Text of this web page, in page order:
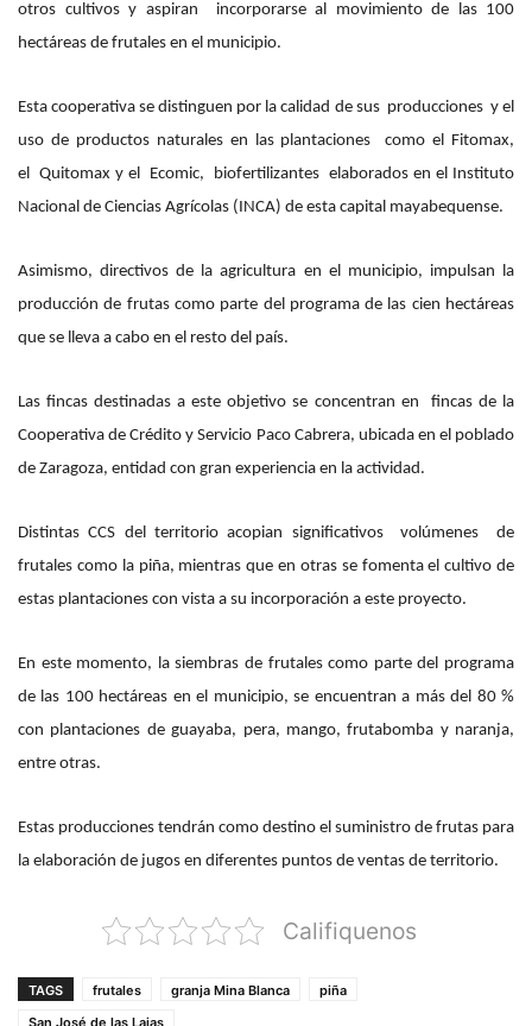
otros cultivos y aspiran incorporarse al movimiento de las 100
hectáreas de frutales en el municipio.
Esta cooperativa se distinguen por la calidad de sus producciones y el
uso de productos naturales en las plantaciones como el Fitomax,
el Quitomax y el Ecomic, biofertilizantes elaborados en el Instituto
Nacional de Ciencias Agrícolas (INCA) de esta capital mayabequense.
Asimismo, directivos de la agricultura en el municipio, impulsan la
producción de frutas como parte del programa de las cien hectáreas
que se lleva a cabo en el resto del país.
Las fincas destinadas a este objetivo se concentran en fincas de la
Cooperativa de Crédito y Servicio Paco Cabrera, ubicada en el poblado
de Zaragoza, entidad con gran experiencia en la actividad.
Distintas CCS del territorio acopian significativos volúmenes de
frutales como la piña, mientras que en otras se fomenta el cultivo de
estas plantaciones con vista a su incorporación a este proyecto.
En este momento, la siembras de frutales como parte del programa
de las 100 hectáreas en el municipio, se encuentran a más del 80 %
con plantaciones de guayaba, pera, mango, frutabomba y naranja,
entre otras.
Estas producciones tendrán como destino el suministro de frutas para
la elaboración de jugos en diferentes puntos de ventas de territorio.
Califiquenos
TAGS frutales granja Mina Blanca
piña